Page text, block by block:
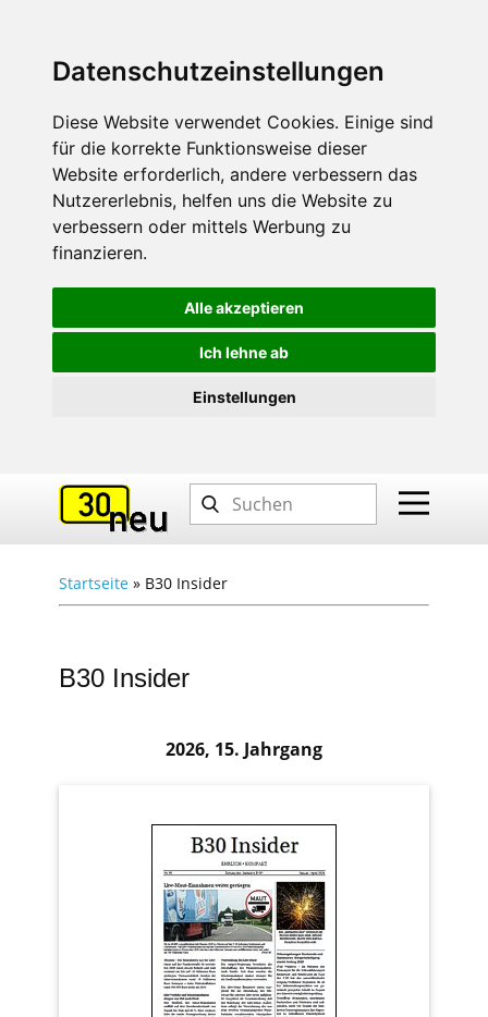
Datenschutzeinstellungen
Diese Website verwendet Cookies. Einige sind
für die korrekte Funktionsweise dieser
Website erforderlich, andere verbessern das
Nutzererlebnis, helfen uns die Website zu
verbessern oder mittels Werbung zu
finanzieren.
Alle akzeptieren
Ich lehne ab
Einstellungen
Startseite » B30 Insider
B30 Insider
2026, 15. Jahrgang